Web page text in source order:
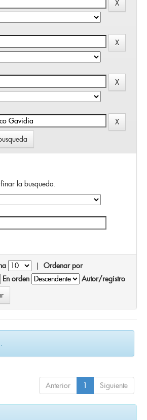
la busqueda.
| Ordenar por
En orden
Autor/registro
Anterior 1 Siguiente